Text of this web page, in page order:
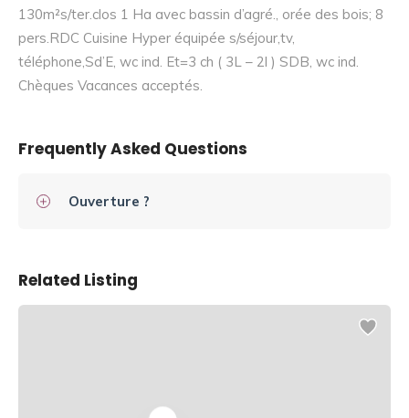
130m²s/ter.clos 1 Ha avec bassin d’agré., orée des bois; 8
pers.RDC Cuisine Hyper équipée s/séjour,tv,
téléphone,Sd’E, wc ind. Et=3 ch ( 3L – 2l ) SDB, wc ind.
Chèques Vacances acceptés.
Frequently Asked Questions
Ouverture ?
Related Listing